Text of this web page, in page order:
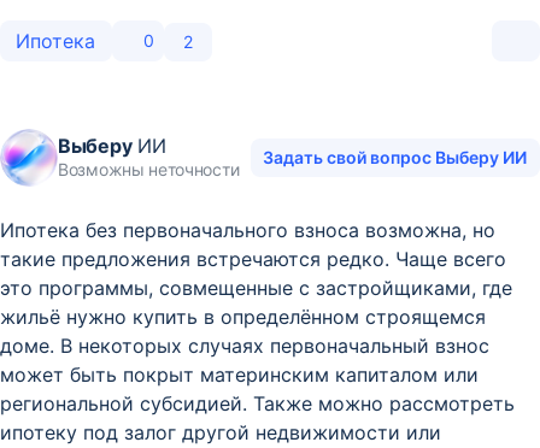
Ипотека 0 2
ВыберуИИ
Возможны неточности
Задать свой вопрос Выберу ИИ
Ипотека без первоначального взноса возможна, но
такие предложения встречаются редко. Чаще всего
это программы, совмещенные с застройщиками, где
жильё нужно купить в определённом строящемся
доме. В некоторых случаях первоначальный взнос
может быть покрыт материнским капиталом или
региональной субсидией. Также можно рассмотреть
ипотеку под залог другой недвижимости или